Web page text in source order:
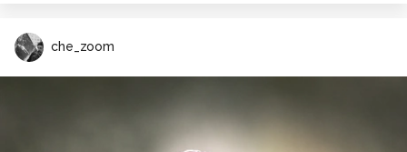
che_zoom